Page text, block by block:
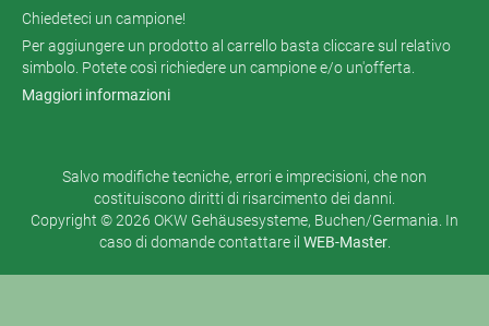
Chiedeteci un campione!
Per aggiungere un prodotto al carrello basta cliccare sul relativo
simbolo. Potete così richiedere un campione e/o un'offerta.
Maggiori informazioni
Salvo modifiche tecniche, errori e imprecisioni, che non
costituiscono diritti di risarcimento dei danni.
Copyright © 2026 OKW Gehäusesysteme, Buchen/Germania. In
caso di domande contattare il WEB-Master.